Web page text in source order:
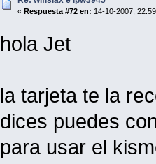
« Respuesta #72 en: 14-10-2007,
hola Jet
la tarjeta te la
dices puedes
para usar el